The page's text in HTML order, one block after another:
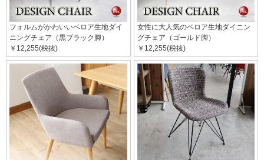
フォルムがかわいいベロア生地ダイ
ニングチェア（黒ブラック脚）
￥12,255(税抜)
女性に大人気のベロア生地ダイニン
グチェア（ゴールド脚）
￥12,255(税抜)